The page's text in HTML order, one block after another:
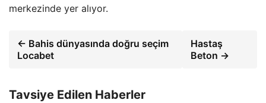
merkezinde yer alıyor.
← Bahis dünyasında doğru seçim
Locabet
Hastaş
Beton →
Tavsiye Edilen Haberler